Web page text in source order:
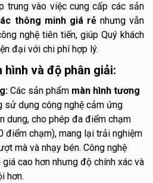
trung vào việc cung cấp các sản
thông minh giá rẻnhưng vẫn
nghệ tiên tiến, giúp Quý khách
đại với chi phí hợp lý.
hình và độ phân giải:
Các sản phẩm màn hình tương
sử dụng công nghệ cảm ứng
dung, cho phép đa điểm chạm
điểm chạm), mang lại trải nghiệm
mà và nhạy bén. Công nghệ
cao hơn nhưng độ chính xác và
hơn.